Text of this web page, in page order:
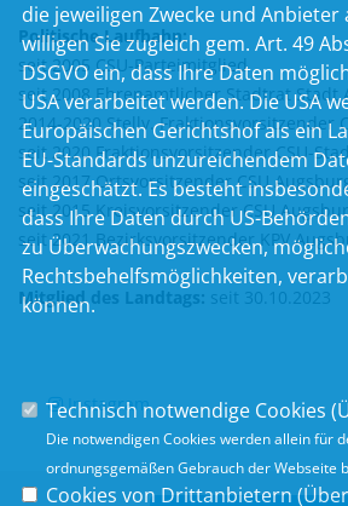
Politische Laufbahn:
seit 2005 CSU-Parteimitglied
seit 2008 Ehrenamtlicher Stadtrat Stadt
2014-2020 Stellv. Fraktionsvorsitzender
seit 2020 Fraktionsvorsitzender CSU-
seit 2017 Ortsvorsitzender CSU
seit 2015 Kreisvorsitzender CSU
seit 2021 Bezirksvorsitzender KPV
Mitglied des Landtags: seit 30.10.2023
Instagram
die jeweiligen Zwecke und Anbieter
willigen Sie zugleich gem. Art. 49
DSGVO ein, dass Ihre Daten
USA verarbeitet werden. Die USA
Europäischen Gerichtshof als ein
EU-Standards unzureichendem
eingeschätzt. Es besteht
dass Ihre Daten durch US-
zu Überwachungszwecken,
Rechtsbehelfsmöglichkeiten,
können.
Technisch notwendige Cookies (
Die notwendigen Cookies werden allein für
ordnungsgemäßen Gebrauch der Webseite
Cookies von Drittanbietern (